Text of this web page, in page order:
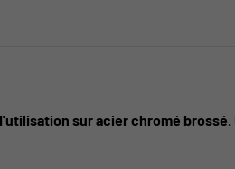
sur acier chromé